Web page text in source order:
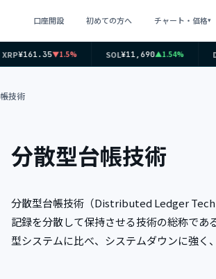
口座開設 初めての方へ チャート・価格▾
XRP¥161.35▼1.5% SOL¥11,690▲1.54%
技術
分散型台帳技術
分散型台帳技術（Distributed Ledger
記録を分散して保持させる技術の総称で
型システムに比べ、システムダウンに強く